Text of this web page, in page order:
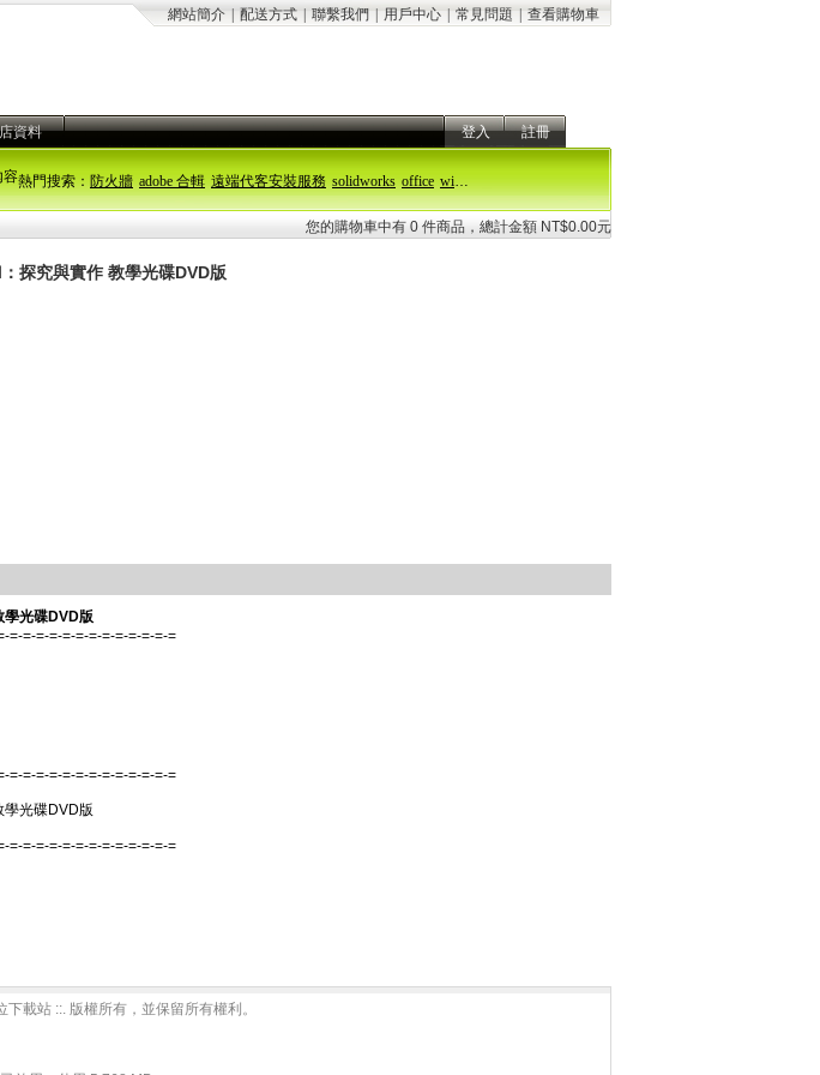
網站簡介 配送方式 聯繫我們 用戶中心 常見問題 查看購物車
資料 登入 註冊
熱門搜索：防火牆 adobe 合輯 遠端代客安裝服務 solidworks office windows 11
容
您的購物車中有 0 件商品，總計金額 NT$0.00元
探究與實作 教學光碟DVD版
學光碟DVD版
=-=-=-=-=-=-=-=-=-=-=-=-=
=-=-=-=-=-=-=-=-=-=-=-=-=
學光碟DVD版
=-=-=-=-=-=-=-=-=-=-=-=-=
載站 ::. 版權所有，並保留所有權利。